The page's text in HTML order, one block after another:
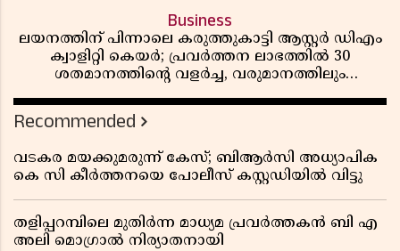
Business
ലയനത്തിന് പിന്നാലെ കരുത്തുകാട്ടി ആസ്റ്റർ ഡിഎം
ക്വാളിറ്റി കെയർ; പ്രവർത്തന ലാഭത്തിൽ 30
ശതമാനത്തിൻ്റെ വളർച്ച, വരുമാനത്തിലും
റിപ്പോർട്ട് പുറത്ത്
Recommended
വടകര മയക്കുമരുന്ന് കേസ്; ബിആർസി അധ്യാപിക
കെ സി കീർത്തനയെ പോലീസ് കസ്റ്റഡിയിൽ വിട്ടു
തളിപ്പറമ്പിലെ മുതിർന്ന മാധ്യമ പ്രവർത്തകൻ ബി എ
അലി മൊഗ്രാൽ നിര്യാതനായി